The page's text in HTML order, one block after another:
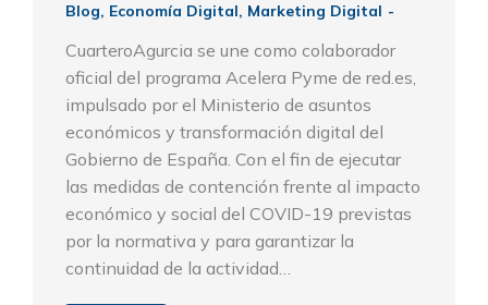
Blog, Economía Digital, Marketing Digital
CuarteroAgurcia se une como colaborador
oficial del programa Acelera Pyme de red.es,
impulsado por el Ministerio de asuntos
económicos y transformación digital del
Gobierno de España. Con el fin de ejecutar
las medidas de contención frente al impacto
económico y social del COVID-19 previstas
por la normativa y para garantizar la
continuidad de la actividad…